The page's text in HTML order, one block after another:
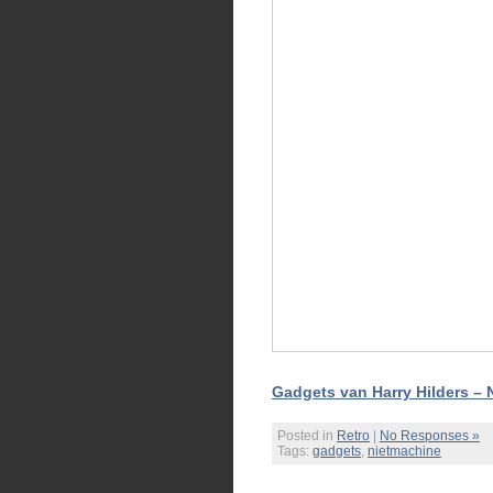
Gadgets van Harry Hilders –
Posted in Retro
No Responses »
Tags: gadgets, nietmachine